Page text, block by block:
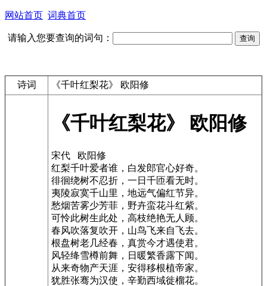
网站首页 词典首页
请输入您要查询的词句：
诗词 《千叶红梨花》 欧阳修
《千叶红梨花》 欧阳修
宋代 欧阳修
红梨千叶爱者谁，白发郎官心好奇。
徘徊绕树不忍折，一日千匝看无时。
夷陵寂寞千山里，地远气偏红节异。
愁烟苦雾少芳菲，野卉蛮花斗红紫。
可怜此树生此处，高枝绝艳无人顾。
春风吹落复吹开，山鸟飞来自飞去。
根盘树老几经春，真赏今才遇使君。
风轻绛雪樽前舞，日暖繁香露下闻。
从来奇物产天涯，安得移根植帝家。
犹胜张骞为汉使，辛勤西域徙榴花。